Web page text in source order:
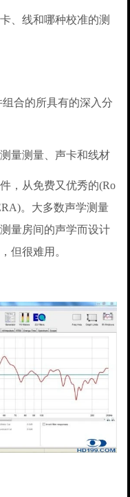
线和哪种校准的测
合的所具有的深入分
量测量、声卡和线材
从免费又优秀的(Ro
。大多数声学测量
量房间的声学而设计
但很难用。